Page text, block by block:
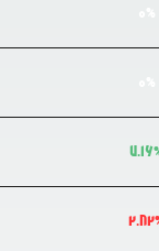
7.16
2.82